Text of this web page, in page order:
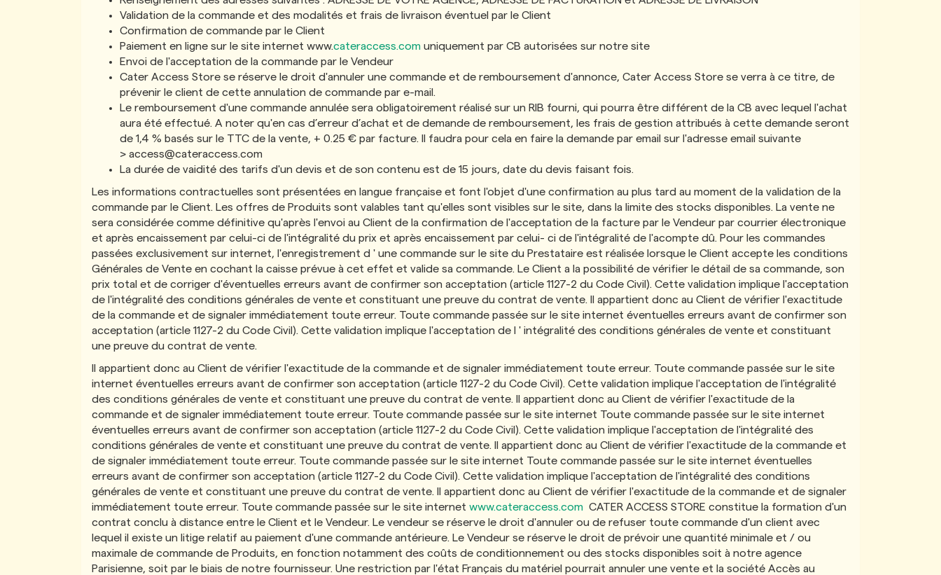
Validation de la commande et des modalités et frais de livraison éventuel par le Client
Confirmation de commande par le Client
Paiement en ligne sur le site internet www.cateraccess.comuniquement par CB autorisées sur notre site
Envoi de l'acceptation de la commande par le Vendeur
Cater Access Store se réserve le droit d'annuler une commande et de remboursement d'annonce, Cater Access Store se verra à ce titre, de
prévenir le client de cette annulation de commande par e-mail.
Le remboursement d'une commande annulée sera obligatoirement réalisé sur un RIB fourni, qui pourra être différent de la CB avec lequel l'achat
aura été effectué. A noter qu'en cas d’erreur d’achat et de demande de remboursement, les frais de gestion attribués à cette demande seront
de 1,4 % basés sur le TTC de la vente, + 0.25 € par facture. Il faudra pour cela en faire la demande par email sur l'adresse email suivante
> access@cateraccess.com
La durée de vaidité des tarifs d'un devis et de son contenu est de 15 jours, date du devis faisant fois.
Les informations contractuelles sont présentées en langue française et font l'objet d'une confirmation au plus tard au moment de la validation de la
commande par le Client. Les offres de Produits sont valables tant qu'elles sont visibles sur le site, dans la limite des stocks disponibles. La vente ne
sera considérée comme définitive qu'après l'envoi au Client de la confirmation de l'acceptation de la facture par le Vendeur par courrier électronique
et après encaissement par celui-ci de l'intégralité du prix et après encaissement par celui- ci de l'intégralité de l'acompte dû. Pour les commandes
passées exclusivement sur internet, l'enregistrement d ' une commande sur le site du Prestataire est réalisée lorsque le Client accepte les conditions
Générales de Vente en cochant la caisse prévue à cet effet et valide sa commande. Le Client a la possibilité de vérifier le détail de sa commande, son
prix total et de corriger d'éventuelles erreurs avant de confirmer son acceptation (article 1127-2 du Code Civil). Cette validation implique l'acceptation
de l'intégralité des conditions générales de vente et constituant une preuve du contrat de vente. Il appartient donc au Client de vérifier l'exactitude
de la commande et de signaler immédiatement toute erreur. Toute commande passée sur le site internet éventuelles erreurs avant de confirmer son
acceptation (article 1127-2 du Code Civil). Cette validation implique l'acceptation de l ' intégralité des conditions générales de vente et constituant
une preuve du contrat de vente.
Il appartient donc au Client de vérifier l'exactitude de la commande et de signaler immédiatement toute erreur. Toute commande passée sur le site
internet éventuelles erreurs avant de confirmer son acceptation (article 1127-2 du Code Civil). Cette validation implique l'acceptation de l'intégralité
des conditions générales de vente et constituant une preuve du contrat de vente. Il appartient donc au Client de vérifier l'exactitude de la
commande et de signaler immédiatement toute erreur. Toute commande passée sur le site internet Toute commande passée sur le site internet
éventuelles erreurs avant de confirmer son acceptation (article 1127-2 du Code Civil). Cette validation implique l'acceptation de l'intégralité des
conditions générales de vente et constituant une preuve du contrat de vente. Il appartient donc au Client de vérifier l'exactitude de la commande et
de signaler immédiatement toute erreur. Toute commande passée sur le site internet Toute commande passée sur le site internet éventuelles
erreurs avant de confirmer son acceptation (article 1127-2 du Code Civil). Cette validation implique l'acceptation de l'intégralité des conditions
générales de vente et constituant une preuve du contrat de vente. Il appartient donc au Client de vérifier l'exactitude de la commande et de signaler
immédiatement toute erreur. Toute commande passée sur le site internet www.cateraccess.comCATER ACCESS STORE constitue la formation d'un
contrat conclu à distance entre le Client et le Vendeur. Le vendeur se réserve le droit d'annuler ou de refuser toute commande d'un client avec
lequel il existe un litige relatif au paiement d'une commande antérieure. Le Vendeur se réserve le droit de prévoir une quantité minimale et / ou
maximale de commande de Produits, en fonction notamment des coûts de conditionnement ou des stocks disponibles soit à notre agence
Parisienne, soit par le biais de notre fournisseur. Une restriction par l'état Français du matériel pourrait annuler une vente et la société Accès au